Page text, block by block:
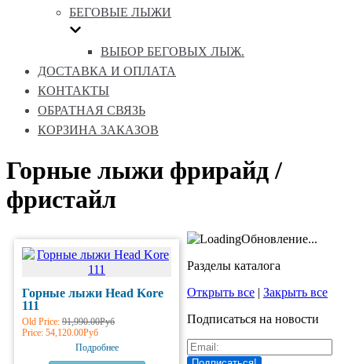
БЕГОВЫЕ ЛЫЖИ
ВЫБОР БЕГОВЫХ ЛЫЖ.
ДОСТАВКА И ОПЛАТА
КОНТАКТЫ
ОБРАТНАЯ СВЯЗЬ
КОРЗИНА ЗАКАЗОВ
Горные лыжи фрирайд /
фристайл
Горные лыжи Head Kore
111
Old Price: 91,990.00Руб
Price: 54,120.00Руб
Подробнее
Обновление...
Разделы каталога
Открыть все | Закрыть все
Подписаться на новости